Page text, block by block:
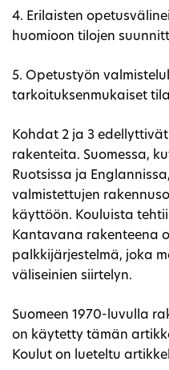
4. Erilaisten
huomioon tilojen
5. Opetustyön
tarkoituksenmukaiset
Kohdat 2 ja 3
rakenteita. Suomessa,
Ruotsissa ja
valmistettujen
käyttöön. Kouluista
Kantavana rakenteena
palkkijärjestelmä, joka
väliseinien siirtelyn.
Suomeen 1970-luvulla
on käytetty tämän
Koulut on lueteltu